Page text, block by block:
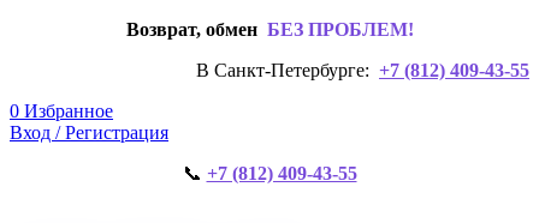
Возврат, обмен БЕЗ ПРОБЛЕМ!
В Санкт-Петербурге: +7 (812) 409-43-55
0 Избранное
Вход / Регистрация
📞 +7 (812) 409-43-55